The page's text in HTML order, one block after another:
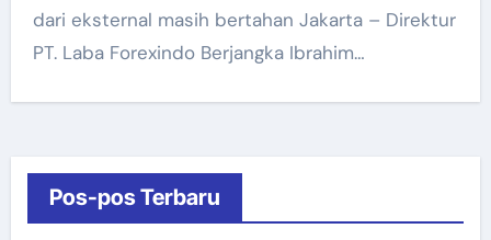
dari eksternal masih bertahan Jakarta – Direktur
PT. Laba Forexindo Berjangka Ibrahim…
Pos-pos Terbaru